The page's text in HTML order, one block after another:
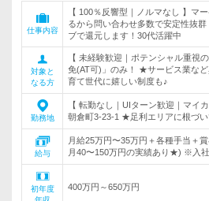
仕事内容
【 100％反響型｜ノルマなし 】マ
るから問い合わせ多数で安定性抜
ブで還元します！30代活躍中
対象と
なる方
【 未経験歓迎｜ポテンシャル重視
免(AT可)」のみ！ ★サービス業な
育て世代に嬉しい制度も♪
勤務地
【 転勤なし｜UIターン歓迎｜マイ
朝倉町3-23-1 ★足利エリアに根づい
給与
月給25万円〜35万円＋各種手当＋
月40〜150万円の実績あり★) ※入
初年度
400万円～650万円